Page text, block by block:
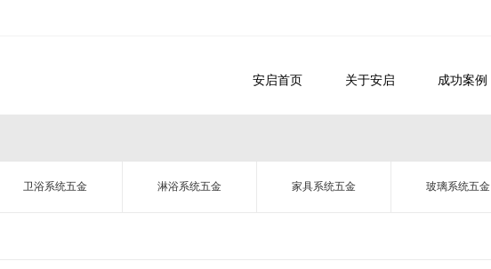
安启首页 关于安启 成功案例
卫浴系统五金 淋浴系统五金 家具系统五金 玻璃系统五金